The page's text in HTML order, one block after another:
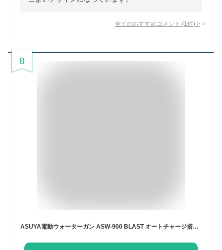
全てのおすすめコメント (1 件) >
8
ASUYA電動ウォーターガン ASW-900 BLAST オートチャージ搭載 TypeC充電 弾倉式バッテリー ヒーロー戦隊デザイン 大人も子供も本気で遊べる 最強水鉄砲 水遊び 水合戦合宿 誕生日プレゼント アウトドア レジャー キャンプ クリスマス プレゼント